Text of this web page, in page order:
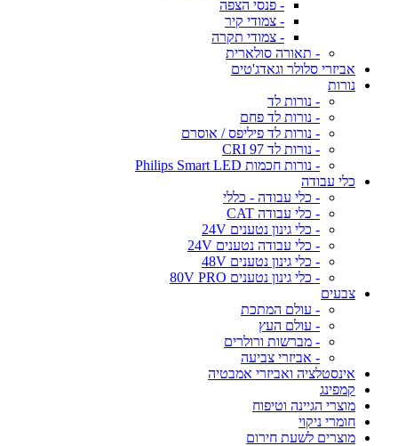
- פנסי הצפה
- צמודי קיר
- צמודי תקרה
- תאורה סולארית
אביזרי סלולר וגאדג'טים
נורות
- נורות לד
- נורות לד פחם
- נורות לד פיליפס / אוסרם
- נורות לד CRI 97
- נורות חכמות Philips Smart LED
כלי עבודה
- כלי עבודה - כללי
- כלי עבודה CAT
- כלי גינון נטענים 24V
- כלי עבודה נטענים 24V
- כלי גינון נטענים 48V
- כלי גינון נטענים 80V PRO
צבעים
- עולם המתכת
- עולם העץ
- מברשות ורולרים
- אביזרי צביעה
אינסטלציה ואביזרי אמבטיה
קמפינג
מוצרי הגיינה וטיפוח
חומרי ניקוי
מוצרים לשעת חירום